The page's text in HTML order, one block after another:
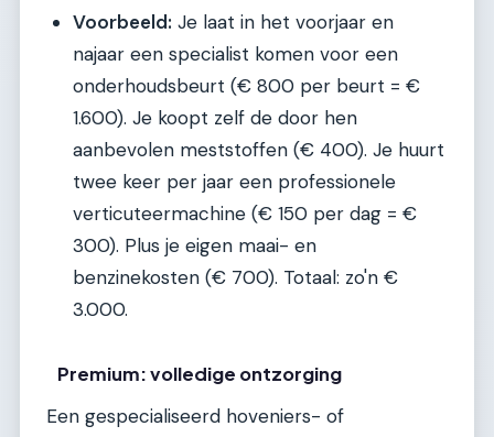
Voorbeeld: Je laat in het voorjaar en
najaar een specialist komen voor een
onderhoudsbeurt (€ 800 per beurt = €
1.600). Je koopt zelf de door hen
aanbevolen meststoffen (€ 400). Je huurt
twee keer per jaar een professionele
verticuteermachine (€ 150 per dag = €
300). Plus je eigen maai- en
benzinekosten (€ 700). Totaal: zo'n €
3.000.
Premium: volledige ontzorging
Een gespecialiseerd hoveniers- of